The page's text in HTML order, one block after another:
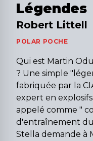
Légendes
Robert Littell
POLAR POCHE
Qui est Martin
? Une simple
fabriquée par la
expert en
appelé comme "
d'entraînement
Stella demande à